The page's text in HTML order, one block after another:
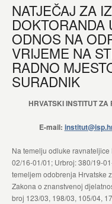
NATJEČAJ ZA
DOKTORANDA
ODNOS NA
VRIJEME NA
RADNO
SURADNIK
HRVATSKI INSTITUT
E-mail:
Na temelju odluke
02/16-01/01; Urbroj: 380/19-
temeljem odobrenja Hrvatske
Zakona o znanstvenoj
broj 123/03, 198/03, 105/04,